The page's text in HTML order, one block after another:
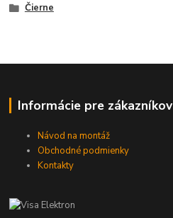
Čierne
Informácie pre zákazníkov
Návod na montáž
Obchodné podmienky
Kontakty